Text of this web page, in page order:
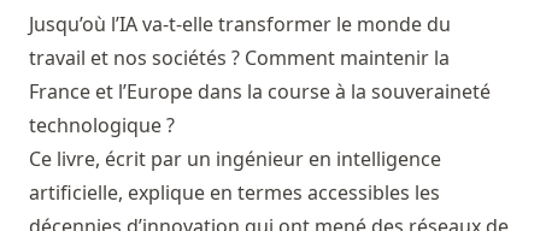
Jusqu’où l’IA va-t-elle transformer le monde du
travail et nos sociétés ? Comment maintenir la
France et l’Europe dans la course à la souveraineté
technologique ?
Ce livre, écrit par un ingénieur en intelligence
artificielle, explique en termes accessibles les